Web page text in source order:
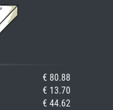
€ 80.88
€ 13.70
€ 44.62